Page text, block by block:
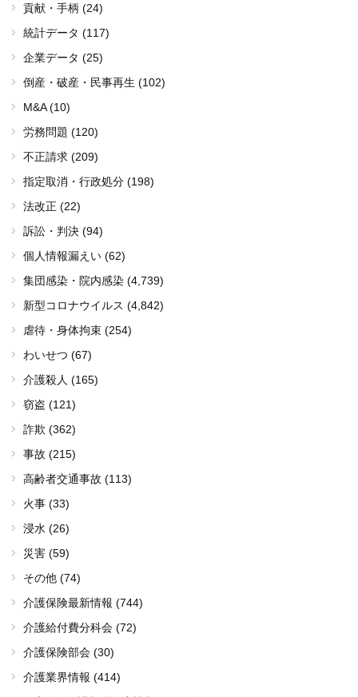
貢献・手柄 (24)
統計データ (117)
企業データ (25)
倒産・破産・民事再生 (102)
M&A (10)
労務問題 (120)
不正請求 (209)
指定取消・行政処分 (198)
法改正 (22)
訴訟・判決 (94)
個人情報漏えい (62)
集団感染・院内感染 (4,739)
新型コロナウイルス (4,842)
虐待・身体拘束 (254)
わいせつ (67)
介護殺人 (165)
窃盗 (121)
詐欺 (362)
事故 (215)
高齢者交通事故 (113)
火事 (33)
浸水 (26)
災害 (59)
その他 (74)
介護保険最新情報 (744)
介護給付費分科会 (72)
介護保険部会 (30)
介護業界情報 (414)